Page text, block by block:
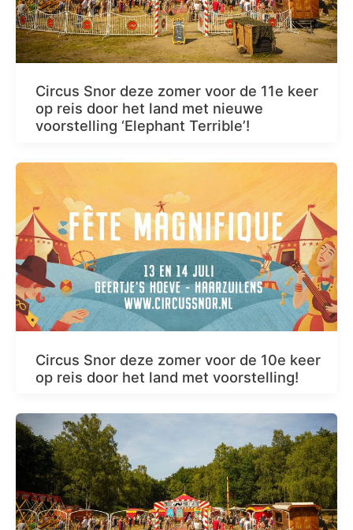
Circus Snor deze zomer voor de 11e keer
op reis door het land met nieuwe
voorstelling ‘Elephant Terrible’!
Circus Snor deze zomer voor de 10e keer
op reis door het land met voorstelling!